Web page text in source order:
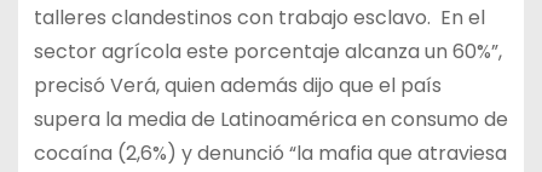
talleres clandestinos con trabajo esclavo. En el
sector agrícola este porcentaje alcanza un 60%”,
precisó Verá, quien además dijo que el país
supera la media de Latinoamérica en consumo de
cocaína (2,6%) y denunció “la mafia que atraviesa